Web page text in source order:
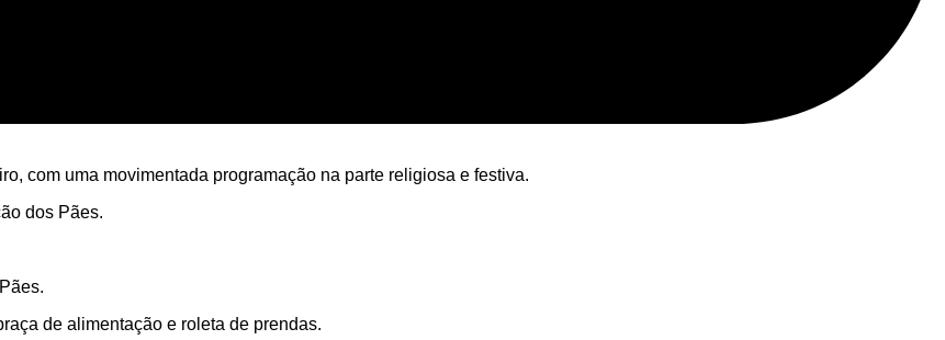
com uma movimentada programação na parte religiosa e festiva.
dos Pães.
de alimentação e roleta de prendas.